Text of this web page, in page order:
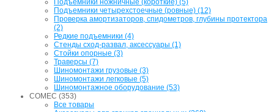
Подъемники ножничные (короткие) (5)
Подъемники четырехстоечные (ровные) (12)
Проверка амортизаторов, спидометров, глубины протектора
(2)
Редкие подъемники (4)
Стенды сход-развал, аксессуары (1)
Стойки опорные (3)
Траверсы (7)
Шиномонтажи грузовые (3)
Шиномонтажи легковые (5)
Шиномонтажное оборудование (53)
COMEC (353)
Все товары